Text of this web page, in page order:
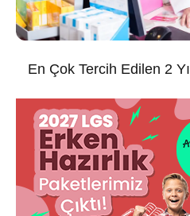
En Çok Tercih Edilen 2